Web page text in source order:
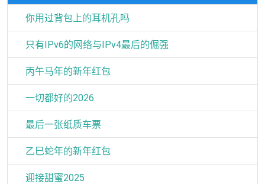
你用过背包上的耳机孔吗
只有IPv6的网络与IPv4最后的倔强
丙午马年的新年红包
一切都好的2026
最后一张纸质车票
乙巳蛇年的新年红包
迎接甜蜜2025